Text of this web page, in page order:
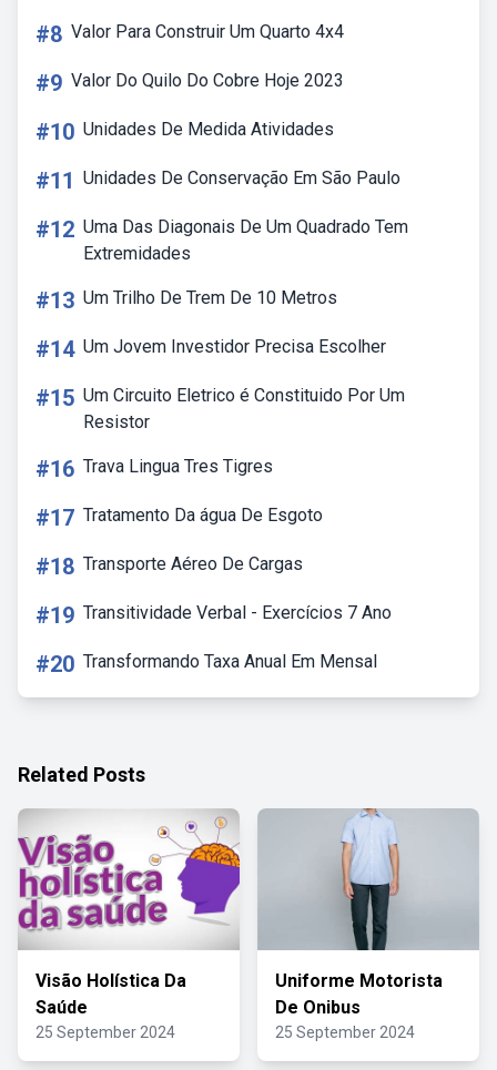
#8 Valor Para Construir Um Quarto 4x4
#9 Valor Do Quilo Do Cobre Hoje 2023
#10 Unidades De Medida Atividades
#11 Unidades De Conservação Em São Paulo
#12 Uma Das Diagonais De Um Quadrado Tem
Extremidades
#13 Um Trilho De Trem De 10 Metros
#14 Um Jovem Investidor Precisa Escolher
#15 Um Circuito Eletrico é Constituido Por Um
Resistor
#16 Trava Lingua Tres Tigres
#17 Tratamento Da água De Esgoto
#18 Transporte Aéreo De Cargas
#19 Transitividade Verbal - Exercícios 7 Ano
#20 Transformando Taxa Anual Em Mensal
Related Posts
Visão Holística Da
Saúde
25 September 2024
Uniforme Motorista
De Onibus
25 September 2024